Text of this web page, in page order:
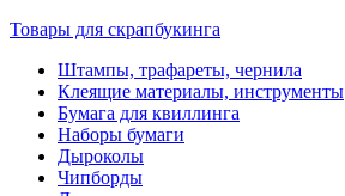
Товары для скрапбукинга
Штампы, трафареты, чернила
Клеящие материалы, инструменты
Бумага для квиллинга
Наборы бумаги
Дыроколы
Чипборды